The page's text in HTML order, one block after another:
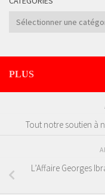
Catégories
PLUS
Tout notre soutien à
L’Affaire Georges